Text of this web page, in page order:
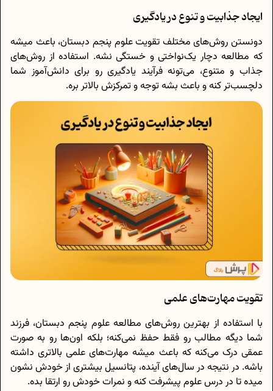
ایجاد جذابیت و تنوع در یادگیری
دونستن روش‌های مختلف تقویت علوم پنجم دبستان، باعث میشه
که مطالعه دچار یک‌نواختی و خستگی نشه. استفاده از روش‌های
جذاب و متنوع، می‌تونه فرآیند یادگیری رو برای دانش‌آموز شما
دلچسب‌تر کنه و باعث بشه توجه و تمرکزش بالاتر بره.
تقویت مهارت‌های علمی
با استفاده از بهترین روش‌های مطالعه علوم پنجم دبستان، فرزند
شما دیگه مطالب رو فقط حفظ نمی‌کنه؛ بلکه اون‌ها رو به صورت
عمقی درک می‌کنه که باعث میشه مهارت‌های علمی بالاتری داشته
باشه. در نتیجه در سال‌های آینده، پتانسیل بیشتری از خودش نشون
میده تا در درس علوم پیشرفت کنه و نمرات خودش رو ارتقا بده.